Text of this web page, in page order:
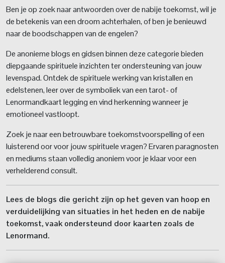
Ben je op zoek naar antwoorden over de nabije toekomst, wil je
de betekenis van een droom achterhalen, of ben je benieuwd
naar de boodschappen van de engelen?
De anonieme blogs en gidsen binnen deze categorie bieden
diepgaande spirituele inzichten ter ondersteuning van jouw
levenspad. Ontdek de spirituele werking van kristallen en
edelstenen, leer over de symboliek van een tarot- of
Lenormandkaart legging en vind herkenning wanneer je
emotioneel vastloopt.
Zoek je naar een betrouwbare toekomstvoorspelling of een
luisterend oor voor jouw spirituele vragen? Ervaren paragnosten
en mediums staan volledig anoniem voor je klaar voor een
verhelderend consult.
Lees de blogs die gericht zijn op het geven van hoop en
verduidelijking van situaties in het heden en de nabije
toekomst, vaak ondersteund door kaarten zoals de
Lenormand.